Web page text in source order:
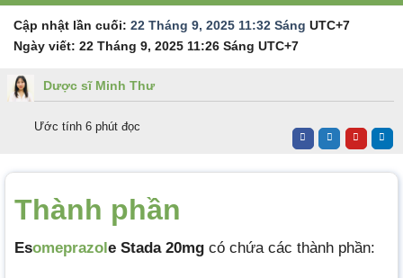
Cập nhật lần cuối: 22 Tháng 9, 2025 11:32 Sáng UTC+7
Ngày viết: 22 Tháng 9, 2025 11:26 Sáng UTC+7
Dược sĩ Minh Thư
Ước tính 6 phút đọc
Thành phần
Esomeprazole Stada 20mg có chứa các thành phần: